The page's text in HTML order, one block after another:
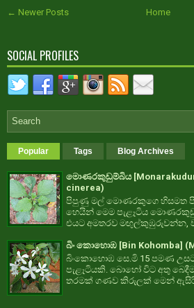
← Newer Posts Home
SOCIAL PROFILES
Popular Tags Blog Archives
මොණරකුඩුම්බිය
cinerea)
පිපුණු මල් මොණරකුගෙ හිසමත
හෙයින් මෙම පැළෑටිය
එයට අමතරව මඟුල්කුඹුරුවන්න,
බිං කොහොඹ [Bin Kohomba]
බිංකොහොඹ සෙ.මි 15 පමණ
පැළෑටියකි. බොහෝ විට අතු
තරමක් ගණව කිරුලක් මෙන් ඇසිරී